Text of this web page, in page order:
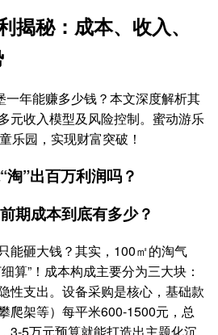
揭秘：成本、收入、
一年能赚多少钱？本文深度解析其
元收入模型及风险控制。蜜动游乐
乐园，实现财富突破！
”出百万利润吗？
期成本到底有多少？
能砸大钱？其实，100㎡的淘气
算”！成本构成主要分为三大块：
性支出。设备采购是核心，基础款
爬架等）每平米600-1500元，总